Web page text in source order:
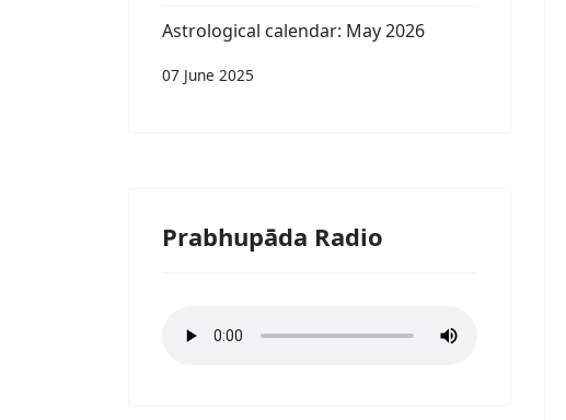
Astrological calendar: May 2026
07 June 2025
Prabhupāda Radio